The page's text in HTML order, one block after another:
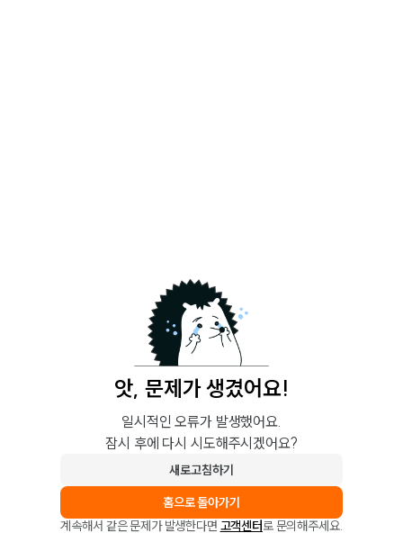
앗, 문제가 생겼어요!
일시적인 오류가 발생했어요.
잠시 후에 다시 시도해주시겠어요?
새로고침하기
홈으로 돌아가기
계속해서 같은 문제가 발생한다면 고객센터로 문의해주세요.